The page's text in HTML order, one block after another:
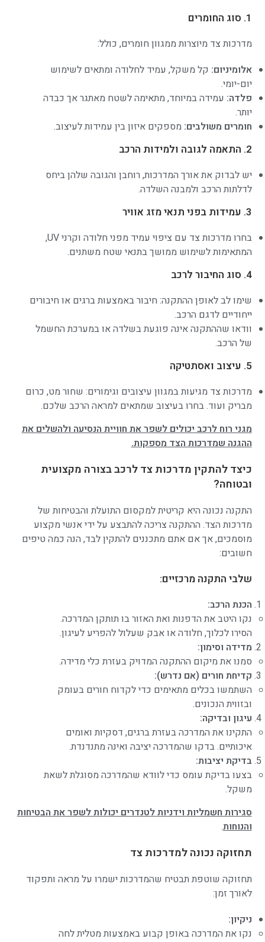
1. סוג החומרים
מדרכות צד מיוצרות ממגוון חומרים, כולל:
אלומיניום: קל משקל, עמיד לחלודה ומתאים לשימוש
יום-יומי.
פלדה: עמידה במיוחד, מתאימה לשטח מאתגר אך כבדה
יותר.
חומרים משולבים: מספקים איזון בין עמידות לעיצוב.
2. התאמה לגובה ולמידות הרכב
יש לבדוק את אורך המדרכות, רוחבן והגובה שלהן ביחס
לדלתות הרכב ולמבנה השלדה.
3. עמידות בפני תנאי מזג אוויר
בחרו מדרכות צד עם ציפוי עמיד מפני חלודה וקרני UV,
המתאימות לשימוש ממושך בתנאי שטח משתנים.
4. סוג החיבור לרכב
שימו לב לאופן ההתקנה: חיבור באמצעות ברגים או חיבורים
ייחודיים לדגם הרכב.
וודאו שההתקנה אינה פוגעת בשלדה או במערכת החשמל
של הרכב.
5. עיצוב ואסתטיקה
מדרכות צד מגיעות במגוון עיצובים וגימורים: שחור מט, כרום
מבריק ועוד. בחרו בעיצוב שמתאים למראה הרכב שלכם.
מגני רוח לרכב יכולים לשפר את חוויית הנסיעה ולהשלים את
ההגנה שמדרכות הצד מספקות.
כיצד להתקין מדרכות צד לרכב בצורה מקצועית
ובטוחה?
התקנה נכונה היא קריטית למקסום התועלת והבטיחות של
מדרכות הצד. ההתקנה צריכה להתבצע על ידי אנשי מקצוע
מוסמכים, אך אם אתם מתכננים להתקין לבד, הנה כמה טיפים
חשובים:
שלבי התקנה מרכזיים:
הכנת הרכב:
נקו היטב את הדפנות ואת האזור בו תותקן המדרכה.
הסירו לכלוך, חלודה או אבק שעלול להפריע לעיגון.
מדידה וסימון:
סמנו את מיקום ההתקנה המדויק בעזרת כלי מדידה.
קדיחת חורים (אם נדרש):
השתמשו בכלים מתאימים כדי לקדוח חורים בעומק
ובזווית הנכונים.
עיגון ובדיקה:
התקינו את המדרכה בעזרת ברגים, דסקיות ואומים
איכותיים. בדקו שהמדרכה יציבה ואינה מתנדנדת.
בדיקת יציבות:
בצעו בדיקת עומס כדי לוודא שהמדרכה מסוגלת לשאת
משקל.
סגירות חשמליות וידניות לטנדרים יכולות לשפר את הבטיחות
והנוחות.
תחזוקה נכונה למדרכות צד
תחזוקה שוטפת תבטיח שהמדרכות ישמרו על מראה ותפקוד
לאורך זמן:
ניקיון:
נקו את המדרכה באופן קבוע באמצעות מטלית לחה